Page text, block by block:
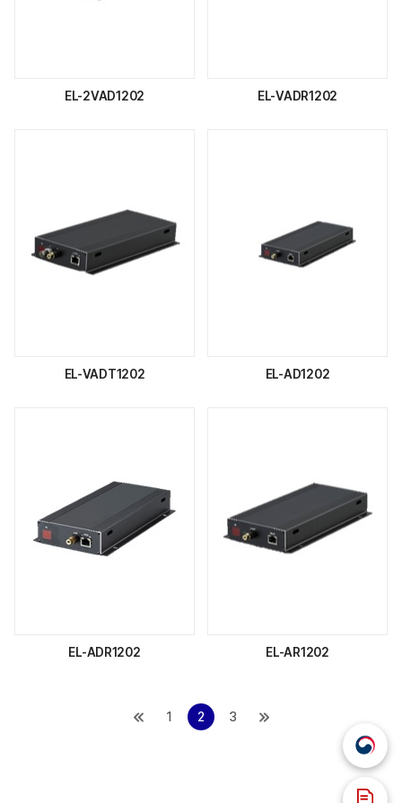
EL-2VAD1202 EL-VADR1202
EL-VADT1202 EL-AD1202
EL-ADR1202 EL-AR1202
1 2 3